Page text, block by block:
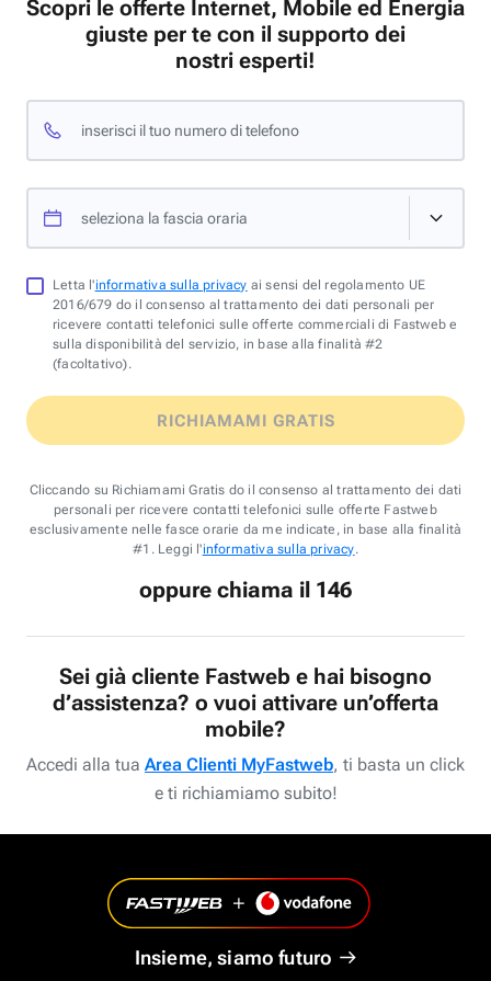
Scopri le offerte Internet, Mobile ed Energia
giuste per te con il supporto dei
nostri esperti!
inserisci il tuo numero di telefono
seleziona la fascia oraria
Letta l'informativa sulla privacy ai sensi del regolamento UE
2016/679 do il consenso al trattamento dei dati personali per
ricevere contatti telefonici sulle offerte commerciali di Fastweb e
sulla disponibilità del servizio, in base alla finalità #2
(facoltativo).
RICHIAMAMI GRATIS
Cliccando su Richiamami Gratis do il consenso al trattamento dei dati
personali per ricevere contatti telefonici sulle offerte Fastweb
esclusivamente nelle fasce orarie da me indicate, in base alla finalità
#1. Leggi l'informativa sulla privacy.
oppure chiama il 146
Sei già cliente Fastweb e hai bisogno
d’assistenza? o vuoi attivare un’offerta
mobile?
Accedi alla tua Area Clienti MyFastweb, ti basta un click
e ti richiamiamo subito!
Insieme, siamo futuro